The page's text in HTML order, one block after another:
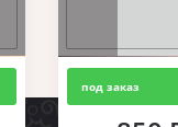
под заказ